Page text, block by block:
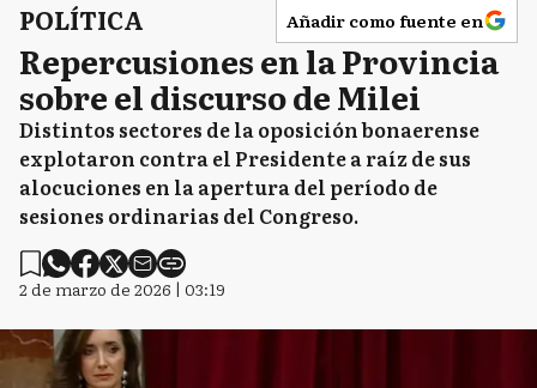
POLÍTICA Añadir como fuente en
Repercusiones en la Provincia
sobre el discurso de Milei
Distintos sectores de la oposición bonaerense
explotaron contra el Presidente a raíz de sus
alocuciones en la apertura del período de
sesiones ordinarias del Congreso.
2 de marzo de 2026 | 03:19